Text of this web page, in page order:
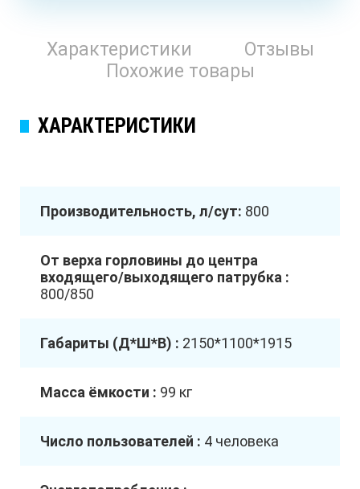
Характеристики
Отзывы
Похожие товары
ХАРАКТЕРИСТИКИ
Производительность, л/сут: 800
От верха горловины до центра
входящего/выходящего патрубка :
800/850
Габариты (Д*Ш*В) : 2150*1100*1915
Масса ёмкости : 99 кг
Число пользователей : 4 человека